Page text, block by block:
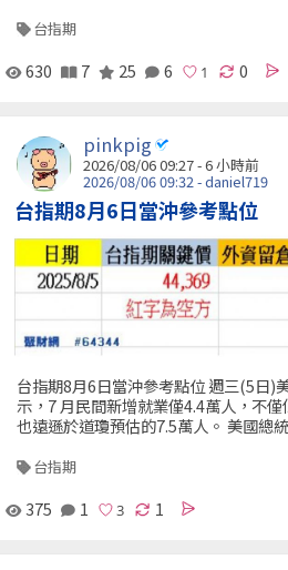
台指期
630 7 25 6 0
pinkpig
2026/08/06 09:27 -6 小時前
2026/08/06 09:32 - daniel719
台指期8月6日當沖參考點位
台指期8月6日當沖參考點位 週三(5日)
示，7 月民間新增就業僅4.4萬人，不僅
也遠遜於道瓊預估的7.5萬人。 美國總
台指期
375 1 1